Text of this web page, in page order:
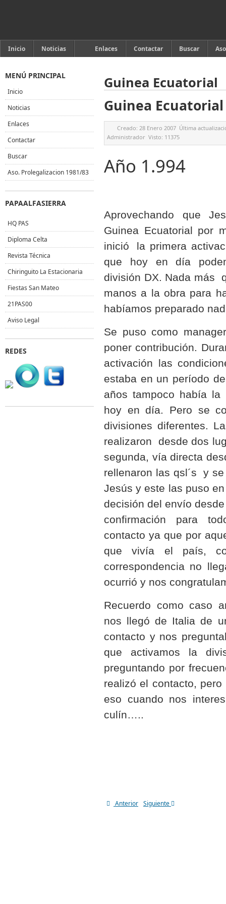
Inicio Noticias Enlaces Contactar Buscar
Guinea Ecuatorial
Guinea Ecuatorial
Creado: 28 Enero 2007 Última
Administrador Visto: 11375
Año 1.994
Aprovechando que
Guinea Ecuatorial por
inició
la primera
que hoy en día
división DX. Nada más
manos a la obra para
habíamos preparado
Se puso como
poner contribución.
activación las
estaba en un período
años tampoco había la
hoy en día. Pero se
divisiones diferentes.
realizaron desde dos
segunda, vía directa
rellenaron las qsl´s y
Jesús y este las puso
decisión del envío
confirmación para
contacto ya que por
que vivía el país,
correspondencia no
ocurrió y nos
Recuerdo como caso
nos llegó de Italia de
contacto y nos
que activamos la
preguntando por
realizó el contacto,
eso cuando nos
culín…..
Anterior Siguiente
MENÚ PRINCIPAL
Inicio
Noticias
Enlaces
Contactar
Buscar
Aso. Prolegalizacion 1981/83
PAPAALFASIERRA
HQ PAS
Diploma Celta
Revista Técnica
Chiringuito La Estacionaria
Fiestas San Mateo
21PAS00
Aviso Legal
REDES